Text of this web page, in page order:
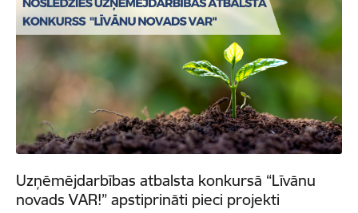
Uzņēmējdarbības atbalsta konkursā “Līvānu
novads VAR!” apstiprināti pieci projekti